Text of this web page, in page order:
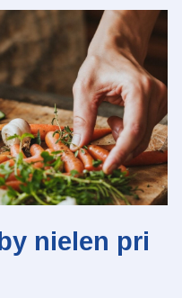
nielen pri